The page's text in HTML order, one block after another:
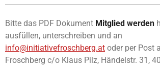
Bitte das PDF Dokument Mitglied werden
ausfüllen, unterschreiben und an
info@initiativefroschberg.at oder per Post
Froschberg c/o Klaus Pilz, Händelstr. 31,